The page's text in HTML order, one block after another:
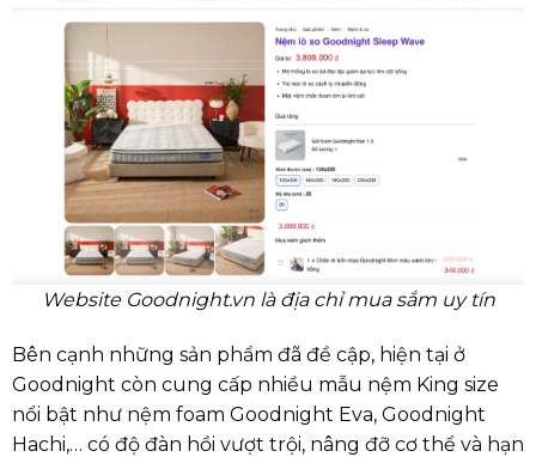
Website Goodnight.vn là địa chỉ mua sắm uy tín
Bên cạnh những sản phẩm đã đề cập, hiện tại ở
Goodnight còn cung cấp nhiều mẫu nệm King size
nổi bật như nệm foam Goodnight Eva, Goodnight
Hachi,… có độ đàn hồi vượt trội, nâng đỡ cơ thể và hạn